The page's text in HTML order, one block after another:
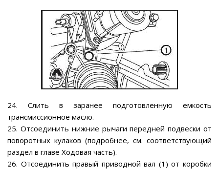
24. Слить в заранее подготовленную емкость
трансмиссионное масло.
25. Отсоединить нижние рычаги передней подвески от
поворотных кулаков (подробнее, см. соответствующий
раздел в главе Ходовая часть).
26. Отсоединить правый приводной вал (1) от коробки